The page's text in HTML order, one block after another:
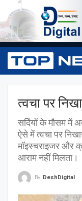
त्वचा पर
सर्दियों के मौसम में
ऐसे में त्वचा पर
मॉइस्चराइजर और
आराम नहीं मिलता।
By DeshDigital